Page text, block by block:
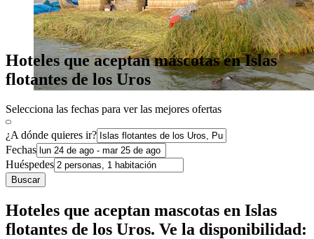
Hoteles que aceptan mascotas en Islas
flotantes de los Uros
Selecciona las fechas para ver las mejores ofertas
¿A dónde quieres ir?
Fechas
Huéspedes
Buscar
Hoteles que aceptan mascotas en Islas
flotantes de los Uros. Ve la disponibilidad: